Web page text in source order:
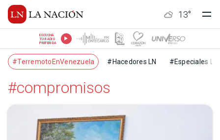
13°
ESCUCHÁ
TU RADIO
PREFERIDA
#TerremotoEnVenezuela #Hacedores LN #Especiales LN
#compromisos